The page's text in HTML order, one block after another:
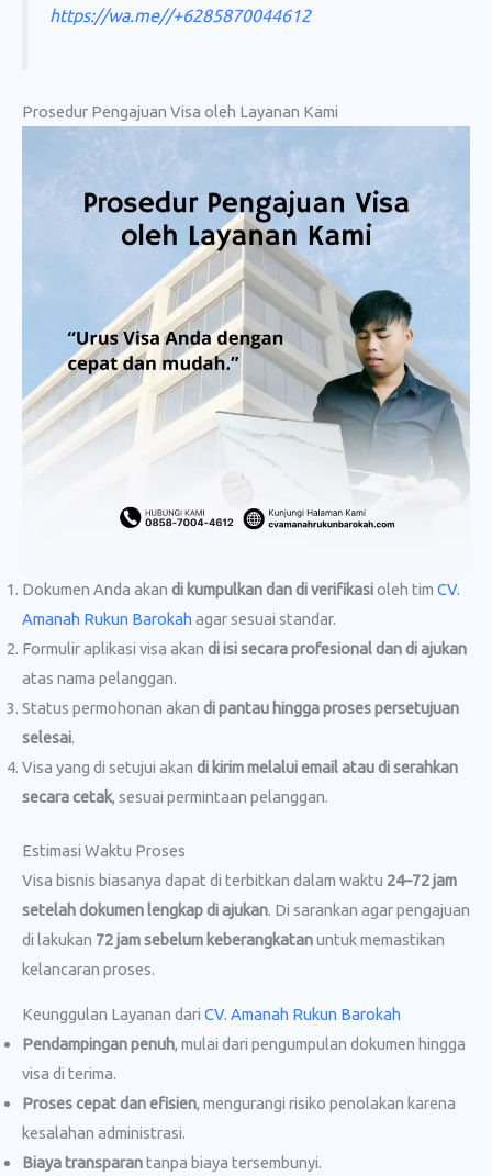
https://wa.me//+6285870044612
Prosedur Pengajuan Visa oleh Layanan Kami
Dokumen Anda akan di kumpulkan dan di verifikasioleh tim CV.
Amanah Rukun Barokah agar sesuai standar.
Formulir aplikasi visa akan di isi secara profesional dan di ajukan
atas nama pelanggan.
Status permohonan akan di pantau hingga proses persetujuan
selesai.
Visa yang di setujui akan di kirim melalui email atau di serahkan
secara cetak, sesuai permintaan pelanggan.
Estimasi Waktu Proses
Visa bisnis biasanya dapat di terbitkan dalam waktu 24–72 jam
setelah dokumen lengkap di ajukan. Di sarankan agar pengajuan
di lakukan 72 jam sebelum keberangkatanuntuk memastikan
kelancaran proses.
Keunggulan Layanan dari CV. Amanah Rukun Barokah
Pendampingan penuh, mulai dari pengumpulan dokumen hingga
visa di terima.
Proses cepat dan efisien, mengurangi risiko penolakan karena
kesalahan administrasi.
Biaya transparantanpa biaya tersembunyi.